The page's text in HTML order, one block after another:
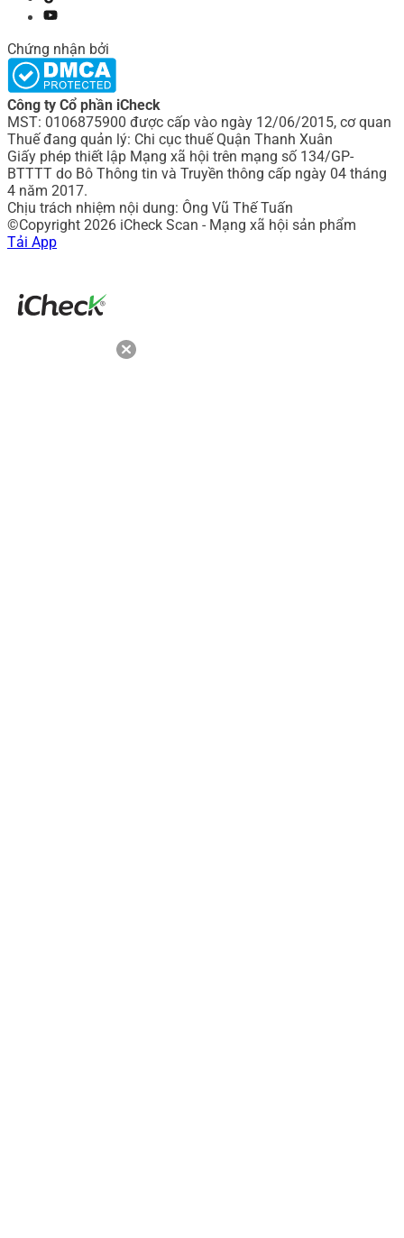
Chứng nhận bởi
Công ty Cổ phần iCheck
MST: 0106875900 được cấp vào ngày 12/06/2015, cơ quan
Thuế đang quản lý: Chi cục thuế Quận Thanh Xuân
Giấy phép thiết lập Mạng xã hội trên mạng số 134/GP-
BTTTT do Bô Thông tin và Truyền thông cấp ngày 04 tháng
4 năm 2017.
Chịu trách nhiệm nội dung: Ông Vũ Thế Tuấn
©Copyright 2026 iCheck Scan - Mạng xã hội sản phẩm
Tải App